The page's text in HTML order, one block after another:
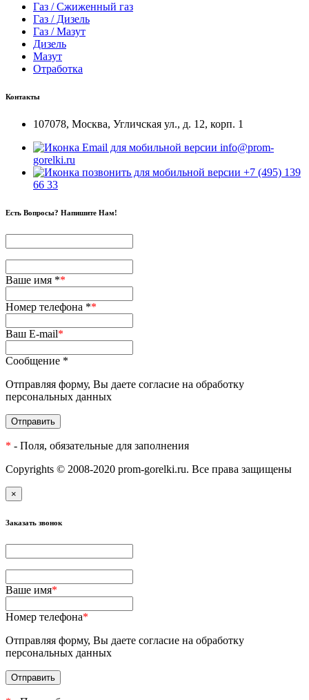
Газ / Сжиженный газ
Газ / Дизель
Газ / Мазут
Дизель
Мазут
Отработка
Контакты
107078, Москва, Угличская ул., д. 12, корп. 1
info@prom-
gorelki.ru
+7 (495) 139
66 33
Есть Вопросы? Напишите Нам!
Ваше имя **
Номер телефона **
Ваш E-mail*
Сообщение *
Отправляя форму, Вы даете согласие на обработку
персональных данных
Отправить
* - Поля, обязательные для заполнения
Copyrights © 2008-2020 prom-gorelki.ru. Все права защищены
×
Заказать звонок
Ваше имя*
Номер телефона*
Отправляя форму, Вы даете согласие на обработку
персональных данных
Отправить